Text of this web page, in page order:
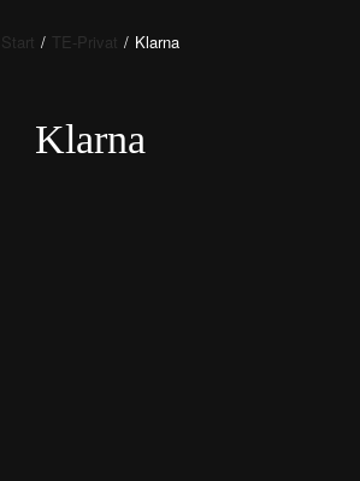
Start / TE-Privat / Klarna
Klarna